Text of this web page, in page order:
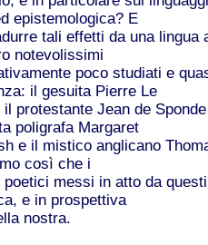
epistemologica? E
tali effetti da una lingua
notevolissimi
poco studiati e
il gesuita Pierre Le
il protestante Jean de
poligrafa Margaret
e il mistico anglicano
così che i
poetici messi in atto da
e in prospettiva
nostra.